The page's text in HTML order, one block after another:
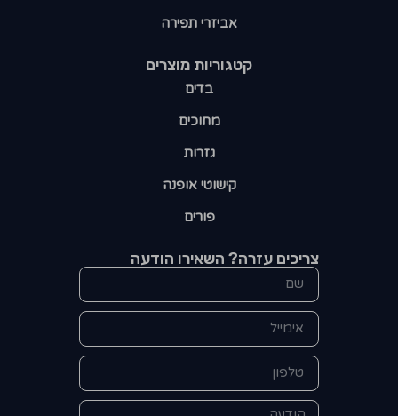
קטגוריות מוצרים​
בדים
מחוכים
גזרות
קישוטי אופנה
פורים
אביזרי תפירה
צריכים עזרה? השאירו הודעה